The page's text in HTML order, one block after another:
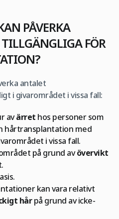
PÅVERKA
FÖR
antalet
i givarområdet i vissa fall:
avärret hos personer som
hårtransplantation med
i vissa fall.
på grund avövervikt
kan vara relativt
hårpå grund av icke-